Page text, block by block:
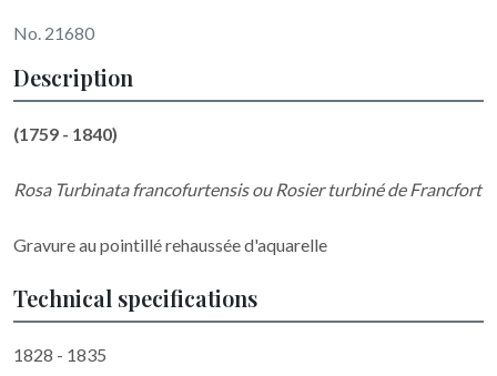
No. 21680
Description
(1759 - 1840)
Rosa Turbinata francofurtensis ou Rosier turbiné de Francfort
Gravure au pointillé rehaussée d'aquarelle
Technical specifications
1828 - 1835